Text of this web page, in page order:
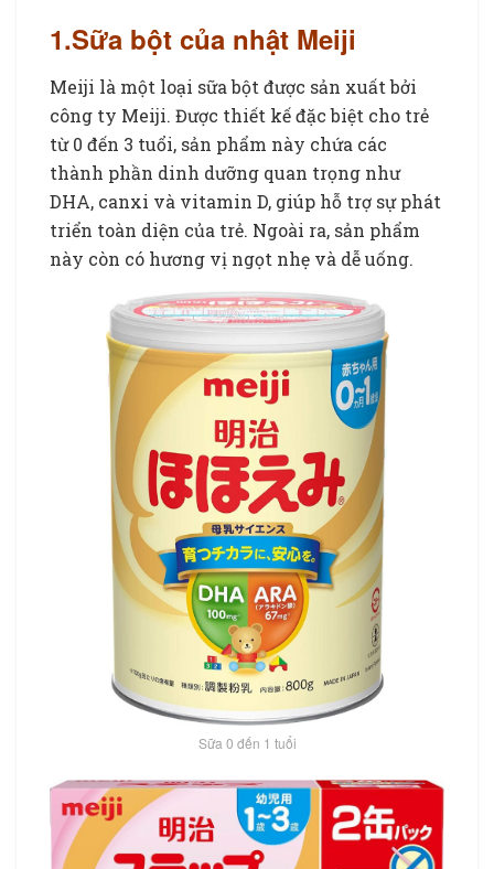
1.Sữa bột của nhật Meiji
Meiji là một loại sữa bột được sản xuất bởi
công ty Meiji. Được thiết kế đặc biệt cho trẻ
từ 0 đến 3 tuổi, sản phẩm này chứa các
thành phần dinh dưỡng quan trọng như
DHA, canxi và vitamin D, giúp hỗ trợ sự phát
triển toàn diện của trẻ. Ngoài ra, sản phẩm
này còn có hương vị ngọt nhẹ và dễ uống.
Sữa 0 đến 1 tuổi